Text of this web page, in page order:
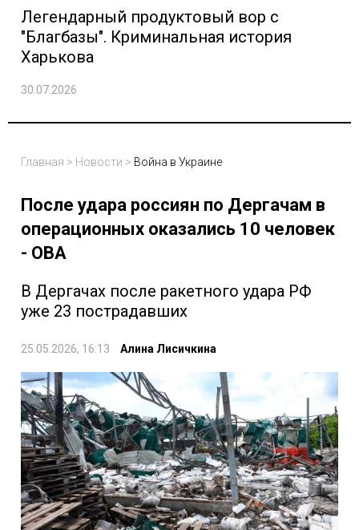
Легендарный продуктовый вор с
"Благбазы". Криминальная история
Харькова
30.07.2026
Главная > Новости > Война в Украине
После удара россиян по Дергачам в
операционных оказались 10 человек
- ОВА
В Дергачах после ракетного удара РФ
уже 23 пострадавших
25.05.2026, 16:13 Алина Лисичкина